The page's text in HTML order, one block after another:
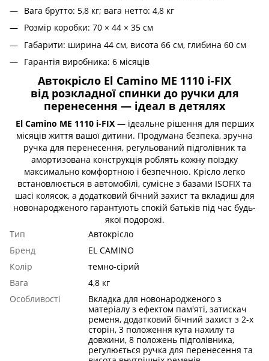
Вага брутто: 5,8 кг; вага нетто: 4,8 кг
Розмір коробки: 70 × 44 × 35 см
Габарити: ширина 44 см, висота 66 см, глибина 60 см
Гарантія виробника: 6 місяців
Автокрісло El Camino ME 1110 i-FIX
від розкладної спинки до ручки для
перенесення — ідеал в детялях
El Camino ME 1110 i-FIX— ідеальне рішення для перших
місяців життя вашої дитини. Продумана безпека, зручна
ручка для перенесення, регульований підголівник та
амортизована конструкція роблять кожну поїздку
максимально комфортною і безпечною. Крісло легко
встановлюється в автомобілі, сумісне з базами ISOFIX та
шасі колясок, а додатковий бічний захист та вкладиш для
новонародженого гарантують спокій батьків під час будь-
якої подорожі.
Тип
Автокрісло
Бренд
EL CAMINO
Колір
темно-сірий
Вага
4,8 кг
Особливості
Вкладка для новонародженого з
матеріалу з ефектом пам'яті, затискач
ременя, додатковий бічний захист з 2-х
сторін, 3 положення кута нахилу та
довжини, 8 положень підголівника,
регулюється ручка для перенесення та